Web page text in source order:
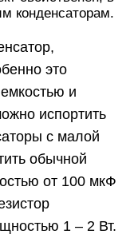
конденсаторам.
это
и
испортить
с малой
обычной
от 100 мкФ
1 – 2 Вт.